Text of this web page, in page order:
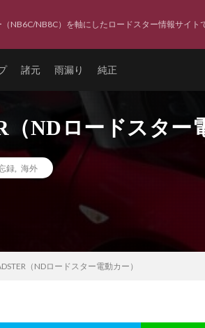
NB6C/NB8C）を軸にしたロードスター情報サイト
諸元 雨漏り 純正
NDロードスター
録 海外
（NDロードスター電動カー）